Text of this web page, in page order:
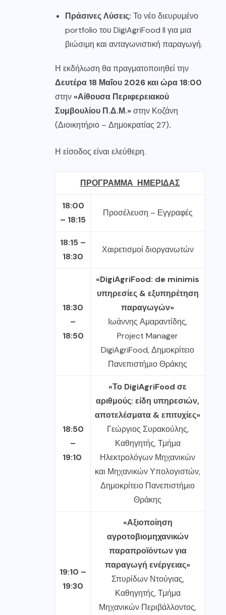
Πράσινες Λύσεις: Το νέο διευρυμένο
portfolio του DigiAgriFood II για μια
βιώσιμη και ανταγωνιστική παραγωγή.
Η εκδήλωση θα πραγματοποιηθεί την
Δευτέρα 18 Μαΐου 2026 και ώρα 18:00
στην«Αίθουσα Περιφερειακού
Συμβουλίου Π.Δ.Μ.»στην Κοζάνη
(Διοικητήριο – Δημοκρατίας 27).
Η είσοδος είναι ελεύθερη.
ΠΡΟΓΡΑΜΜΑ ΗΜΕΡΙΔΑΣ
18:00
– 18:15
Προσέλευση – Εγγραφές
18:15 –
18:30
Χαιρετισμοί διοργανωτών
18:30
–
18:50
«DigiAgriFood: de minimis
υπηρεσίες & εξυπηρέτηση
παραγωγών»
Ιωάννης Αμαραντίδης,
Project Manager
DigiAgriFood, Δημοκρίτειο
Πανεπιστήμιο Θράκης
18:50
–
19:10
«Το DigiAgriFood σε
αριθμούς: είδη υπηρεσιών,
αποτελέσματα & επιτυχίες»
Γεώργιος Συρακούλης,
Καθηγητής, Τμήμα
Ηλεκτρολόγων Μηχανικών
και Μηχανικών Υπολογιστών,
Δημοκρίτειο Πανεπιστήμιο
Θράκης
19:10 –
19:30
«Αξιοποίηση
αγροτοβιομηχανικών
παραπροϊόντων για
παραγωγή ενέργειας»
Σπυρίδων Ντούγιας,
Καθηγητής, Τμήμα
Μηχανικών Περιβάλλοντος,